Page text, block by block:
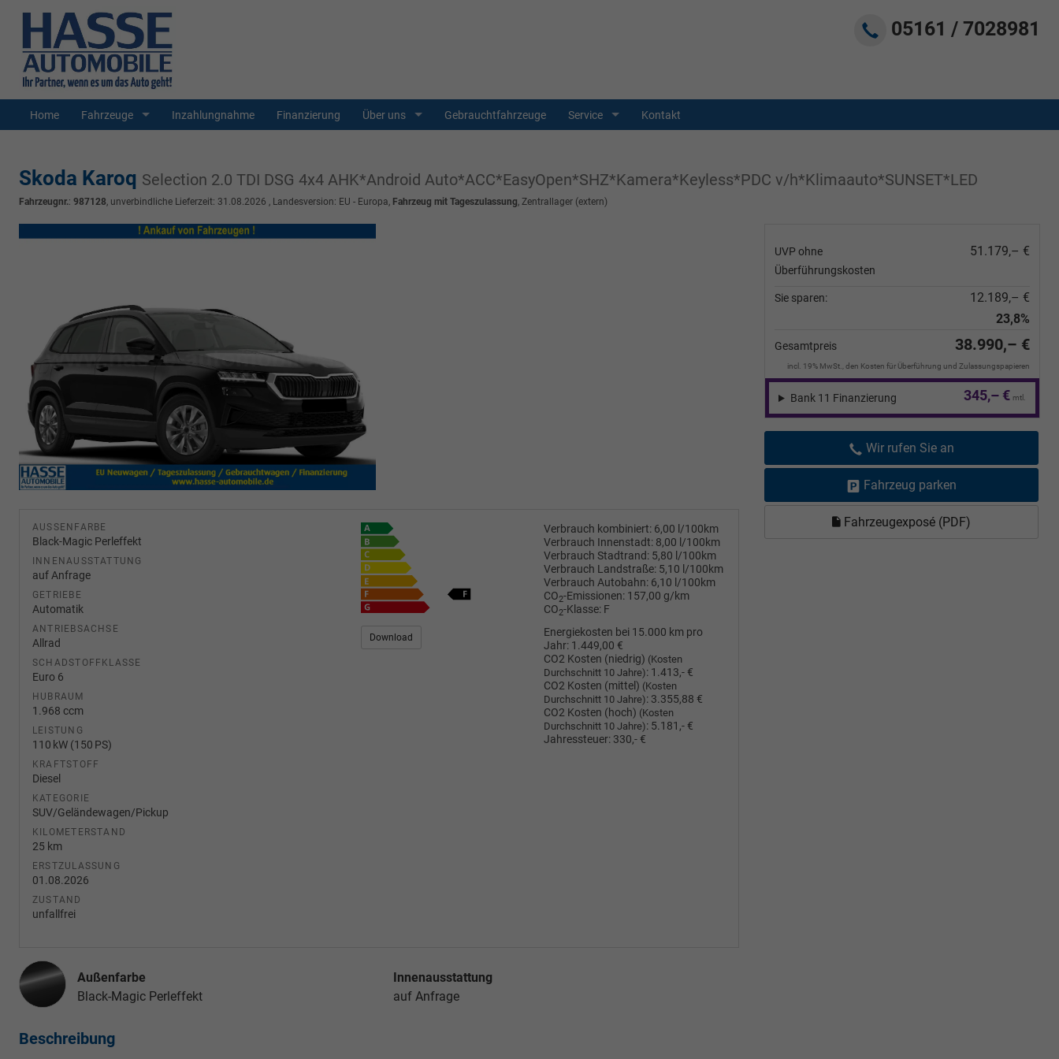
05161 / 7028981
Home Fahrzeuge Inzahlungnahme Finanzierung Über uns Gebrauchtfahrzeuge Service Kontakt
Skoda Karoq Selection 2.0 TDI DSG 4x4 AHK*Android Auto*ACC*EasyOpen*SHZ*Kamera*Keyless*PDC v/h*Klimaauto*SUNSET*LED
Fahrzeugnr.: 987128, unverbindliche Lieferzeit: 31.08.2026 , Landesversion: EU - Europa, Fahrzeug mit Tageszulassung, Zentrallager (extern)
UVP ohne
Überführungskosten
51.179,– €
Sie sparen:
12.189,– €
23,8%
Gesamtpreis 38.990,– €
incl. 19% MwSt., den Kosten für Überführung und Zulassungspapieren
345,– € mtl.
Bank 11 Finanzierung
Wir rufen Sie an
Fahrzeug parken
Fahrzeugexposé (PDF)
AUSSENFARBE
Black-Magic Perleffekt
INNENAUSSTATTUNG
auf Anfrage
GETRIEBE
Automatik
ANTRIEBSACHSE
Allrad
SCHADSTOFFKLASSE
Euro 6
HUBRAUM
1.968 ccm
LEISTUNG
110 kW (150 PS)
KRAFTSTOFF
Diesel
KATEGORIE
SUV/Geländewagen/Pickup
KILOMETERSTAND
25 km
ERSTZULASSUNG
01.08.2026
ZUSTAND
unfallfrei
Verbrauch kombiniert: 6,00 l/100km
Verbrauch Innenstadt: 8,00 l/100km
Verbrauch Stadtrand: 5,80 l/100km
Verbrauch Landstraße: 5,10 l/100km
Verbrauch Autobahn: 6,10 l/100km
CO2-Emissionen: 157,00 g/km
CO2-Klasse: F
Download
Energiekosten bei 15.000 km pro
Jahr: 1.449,00 €
CO2 Kosten (niedrig) (Kosten
Durchschnitt 10 Jahre): 1.413,- €
CO2 Kosten (mittel) (Kosten
Durchschnitt 10 Jahre): 3.355,88 €
CO2 Kosten (hoch) (Kosten
Durchschnitt 10 Jahre): 5.181,- €
Jahressteuer: 330,- €
Außenfarbe
Black-Magic Perleffekt
Innenausstattung
auf Anfrage
Beschreibung